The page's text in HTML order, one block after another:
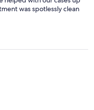
was spotlessly clean
a lift to the
with everything you
a table and 2 chairs and
and coastline nearly
with sun loungers,
There is an enormous
problem with storage
in recommending
your stay as much as